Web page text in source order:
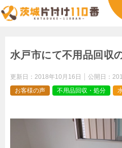
水戸市にて不用品回収
更新日： 2018年10月16日 公開日：
お客様の声
不用品回収・処分